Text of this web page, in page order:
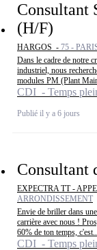
Consultant
(H/F)
HARGOS - 75 -
Dans le cadre de notre
industriel, nous
modules PM (Plant
CDI - Temps
Publié il y a 6 jours
Consultant
EXPECTRA TT -
ARRONDISSEMENT
Envie de briller dans
carrière avec nous !
60% de ton temps,
CDI - Temps